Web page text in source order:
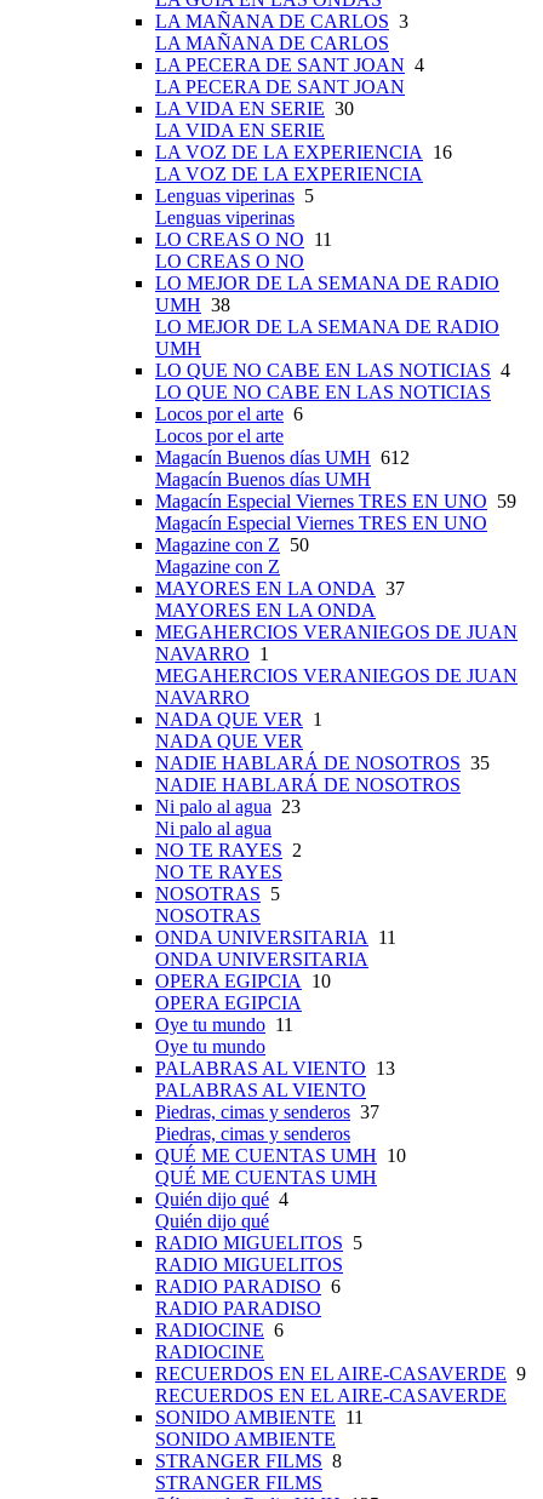
LA MAÑANA DE CARLOS 3
LA MAÑANA DE CARLOS
LA PECERA DE SANT JOAN 4
LA PECERA DE SANT JOAN
LA VIDA EN SERIE 30
LA VIDA EN SERIE
LA VOZ DE LA EXPERIENCIA
16
LA VOZ DE LA EXPERIENCIA
Lenguas viperinas 5
Lenguas viperinas
LO CREAS O NO 11
LO CREAS O NO
LO MEJOR DE LA SEMANA DE RADIO
UMH 38
LO MEJOR DE LA SEMANA DE RADIO
UMH
LO QUE NO CABE EN LAS NOTICIAS 4
LO QUE NO CABE EN LAS NOTICIAS
Locos por el arte 6
Locos por el arte
Magacín Buenos días UMH 612
Magacín Buenos días UMH
Magacín Especial Viernes TRES EN UNO 59
Magacín Especial Viernes TRES EN UNO
Magazine con Z 50
Magazine con Z
MAYORES EN LA ONDA 37
MAYORES EN LA ONDA
MEGAHERCIOS VERANIEGOS DE JUAN
NAVARRO 1
MEGAHERCIOS VERANIEGOS DE JUAN
NAVARRO
NADA QUE VER
1
NADA QUE VER
NADIE HABLARÁ DE NOSOTROS 35
NADIE HABLARÁ DE NOSOTROS
Ni palo al agua 23
Ni palo al agua
NO TE RAYES 2
NO TE RAYES
NOSOTRAS 5
NOSOTRAS
ONDA UNIVERSITARIA
11
ONDA UNIVERSITARIA
OPERA EGIPCIA
10
OPERA EGIPCIA
Oye tu mundo 11
Oye tu mundo
PALABRAS AL VIENTO 13
PALABRAS AL VIENTO
Piedras, cimas y senderos 37
Piedras, cimas y senderos
QUÉ ME CUENTAS UMH 10
QUÉ ME CUENTAS UMH
Quién dijo qué 4
Quién dijo qué
RADIO MIGUELITOS 5
RADIO MIGUELITOS
RADIO PARADISO 6
RADIO PARADISO
RADIOCINE 6
RADIOCINE
RECUERDOS EN EL AIRE-CASAVERDE 9
RECUERDOS EN EL AIRE-CASAVERDE
SONIDO AMBIENTE 11
SONIDO AMBIENTE
STRANGER FILMS 8
STRANGER FILMS